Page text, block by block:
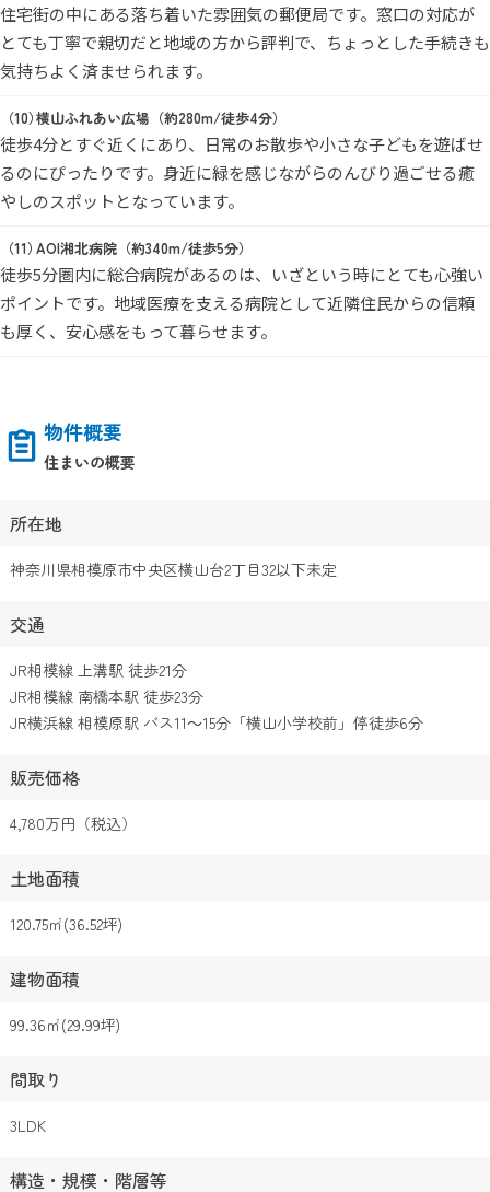
住宅街の中にある落ち着いた雰囲気の郵便局です。窓口の対応が
とても丁寧で親切だと地域の方から評判で、ちょっとした手続きも
気持ちよく済ませられます。
横山ふれあい広場（約280m/徒歩4分）
徒歩4分とすぐ近くにあり、日常のお散歩や小さな子どもを遊ばせ
るのにぴったりです。身近に緑を感じながらのんびり過ごせる癒
やしのスポットとなっています。
AOI湘北病院（約340m/徒歩5分）
徒歩5分圏内に総合病院があるのは、いざという時にとても心強い
ポイントです。地域医療を支える病院として近隣住民からの信頼
も厚く、安心感をもって暮らせます。
物件概要
住まいの概要
所在地
神奈川県相模原市中央区横山台2丁目32以下未定
交通
JR相模線 上溝駅 徒歩21分
JR相模線 南橋本駅 徒歩23分
JR横浜線 相模原駅 バス11～15分「横山小学校前」停徒歩6分
販売価格
4,780万円（税込）
土地面積
120.75㎡(36.52坪)
建物面積
99.36㎡(29.99坪)
間取り
3LDK
構造・規模・階層等